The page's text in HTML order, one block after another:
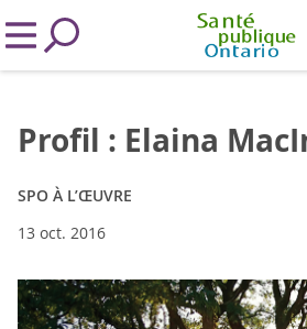
Profil : Elaina
SPO À L’ŒUVRE
13 oct. 2016